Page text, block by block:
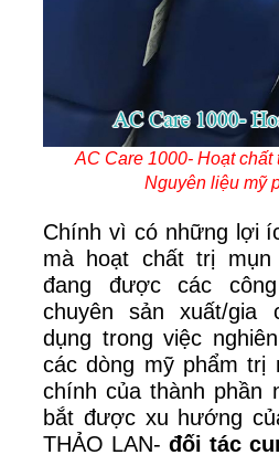
AC Care 1000- Hoạt chất
Nguyên liệu mỹ
Chính vì có những lợi
mà hoạt chất trị mụn
đang được các
chuyên sản xuất/gia
dụng trong việc
các dòng mỹ phẩm trị
chính của thành phần
bắt được xu hướng
THẢO LAN- đối tác